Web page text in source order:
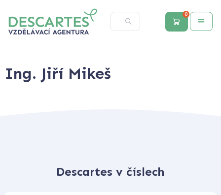
0
Ing. Jiří Mikeš
Descartes v číslech